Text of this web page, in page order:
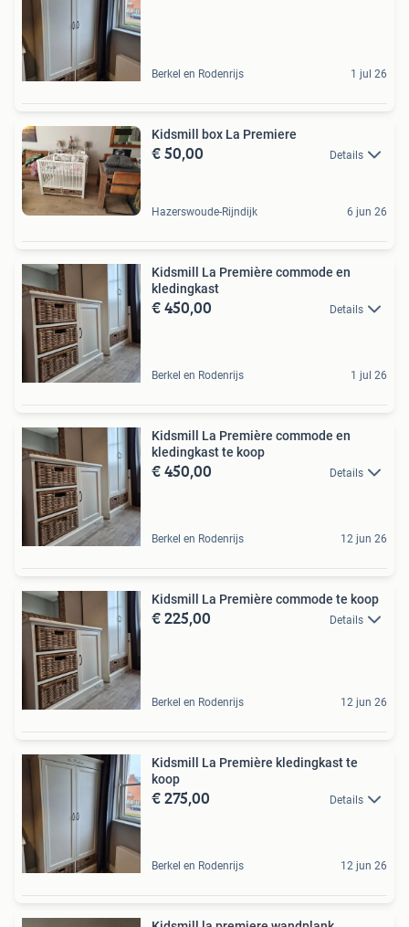
Berkel en Rodenrijs 1 jul 26
Kidsmill box La Premiere
€ 50,00 Details
Hazerswoude-Rijndijk 6 jun 26
Kidsmill La Première commode en
kledingkast
€ 450,00 Details
Berkel en Rodenrijs 1 jul 26
Kidsmill La Première commode en
kledingkast te koop
€ 450,00 Details
Berkel en Rodenrijs 12 jun 26
Kidsmill La Première commode te koop
€ 225,00 Details
Berkel en Rodenrijs 12 jun 26
Kidsmill La Première kledingkast te
koop
€ 275,00 Details
Berkel en Rodenrijs 12 jun 26